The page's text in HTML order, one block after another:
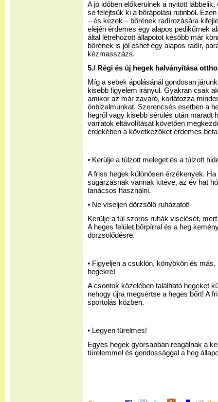
A jó időben előkerülnek a nyitott
se felejtsük ki a bőrápolási rutinból.
– és kezek – bőrének radírozására
elején érdemes egy alapos pedikűrnek
által létrehozott állapotot később már
bőrének is jól eshet egy alapos radír,
kézmasszázs.
5./ Régi és új hegek halványítása
Míg a sebek ápolásánál gondosan
kisebb figyelem irányul. Gyakran csak
amikor az már zavaró, korlátozza
önbizalmunkat. Szerencsés esetben a
hegről vagy kisebb sérülés után maradt
varratok eltávolítását követően
érdekében a következőket érdemes
• Kerülje a túlzott meleget és a túlzott
A friss hegek különösen érzékenyek.
sugárzásnak vannak kitéve, az év hat
tanácsos használni.
• Ne viseljen dörzsölő ruházatot!
Kerülje a túl szoros ruhák viselését,
A heges felület bőrpírral és a heg
dörzsölődésre.
• Figyeljen a csuklón, könyökön és más,
hegekre!
A csontok közelében található hegeket
nehogy újra megsértse a heges bőrt! A
sportolás közben.
• Legyen türelmes!
Egyes hegek gyorsabban reagálnak a
türelemmel és gondossággal a heg